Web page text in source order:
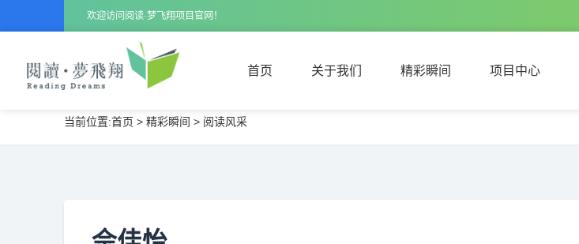
欢迎访问阅读·梦飞翔项目官网！
首页 关于我们 精彩瞬间 项目中心
当前位置:首页 > 精彩瞬间 > 阅读风采